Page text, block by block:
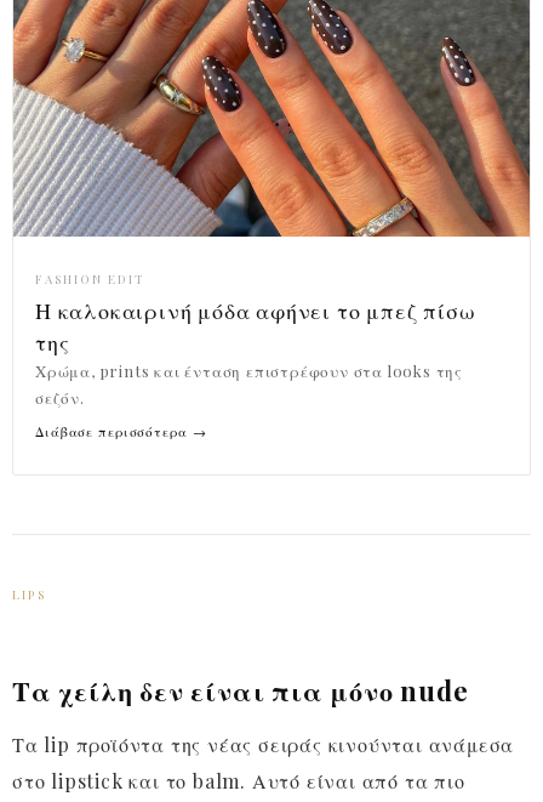
FASHION EDIT
Η καλοκαιρινή μόδα αφήνει το μπεζ πίσω
της
Χρώμα, prints και ένταση επιστρέφουν στα looks της
σεζόν.
Διάβασε περισσότερα →
LIPS
Τα χείλη δεν είναι πια μόνο nude
Τα lip προϊόντα της νέας σειράς κινούνται ανάμεσα
στο lipstick και το balm. Αυτό είναι από τα πιο